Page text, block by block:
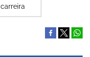
carreira